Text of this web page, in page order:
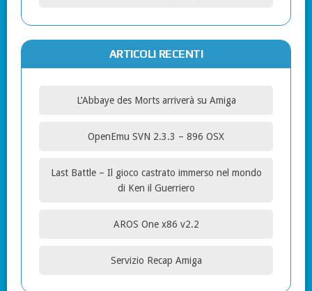
ARTICOLI RECENTI
L’Abbaye des Morts arriverà su Amiga
OpenEmu SVN 2.3.3 – 896 OSX
Last Battle – Il gioco castrato immerso nel mondo
di Ken il Guerriero
AROS One x86 v2.2
Servizio Recap Amiga